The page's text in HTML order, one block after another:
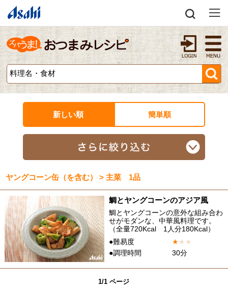
新しい順 簡単順
ヤングコーン缶（を含む） > 主菜 1品
鯛とヤングコーンのアジア風
鯛とヤングコーンの意外な組み合わ
せがモダンな、中華風料理です。
（全量720Kcal 1人分180Kcal）
●難易度
★★ ★
●調理時間
30分
1/1 ページ